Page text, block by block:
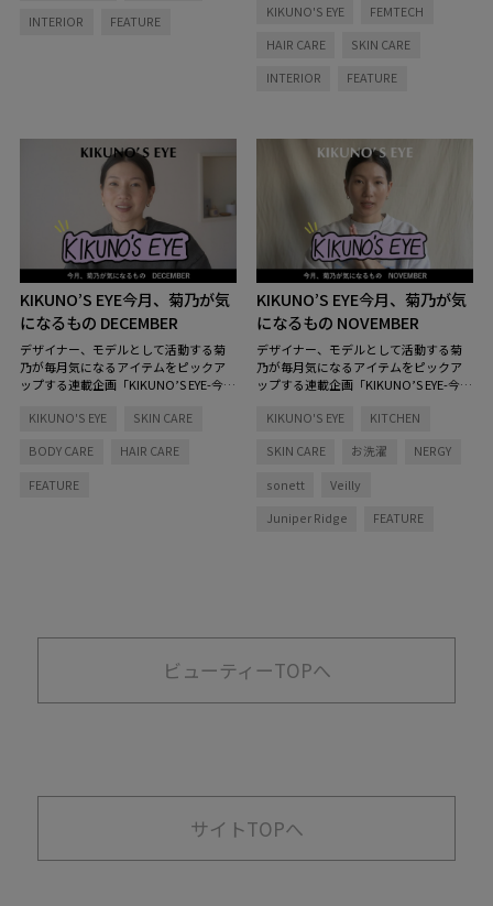
シリーズをご紹介！ 「今月もKIKUN
INTERIOR FEATURE
一弾となる今月は、特別編『KIKUNO’S
KIKUNO’S EYEで紹介したものの中で、
入ったものやリピートして使っている
の概要欄にもリンクを貼っているので
そちらからもチェックしてみてくださ
KIKUNO'S EYE FEMTECH
HAIR CARE SKIN CARE
INTERIOR FEATURE
KIKUNO’S EYE今月、菊乃が気
になるもの DECEMBER
デザイナー、モデルとして活動する菊
乃が毎月気になるアイテムをピックア
ップする連載企画「KIKUNO’S EYE-今
残りわずか。疲れの溜まった体を内側
時期気になる乾燥から守ってくれるボ
「すっかり12月ということで、私もバ
KIKUNO'S EYE SKIN CARE
BODY CARE HAIR CARE
FEATURE
KIKUNO’S EYE今月、菊乃が気
になるもの NOVEMBER
デザイナー、モデルとして活動する菊
乃が毎月気になるアイテムをピックア
ップする連載企画「KIKUNO’S EYE-今
オフィスからお届け！ 飲むコスメか
まで幅広くご紹介します。「この度新
オフィスの掃除をしようかなと思って
せてご覧ください！」
KIKUNO'S EYE KITCHEN
SKIN CARE お洗濯 NERGY
sonett Veilly
Juniper Ridge FEATURE
ビューティーTOPへ
サイトTOPへ